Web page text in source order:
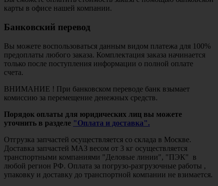
карты в офисе нашей компании.
Банковский перевод
Вы можете воспользоваться данным видом платежа для 100%
предоплаты любого заказа. Комплектация заказа начинается
только после поступления информации о полной оплате
счета.
ВНИМАНИЕ ! При банковском переводе банк взымает
комиссию за перемещение денежных средств.
Порядок оплаты для юридических лиц вы можете
уточнить в разделе "Оплата и доставка".
Отгрузка запчастей осуществляется со склада в Москве.
Доставка запчастей МАЗ весом от 3 кг осуществляется
транспортными компаниями "Деловые линии", "ПЭК" в
любой регион РФ. Оплата за погрузо-разгрузочные работы ,
упаковку и доставку до транспортной компании не взимается.